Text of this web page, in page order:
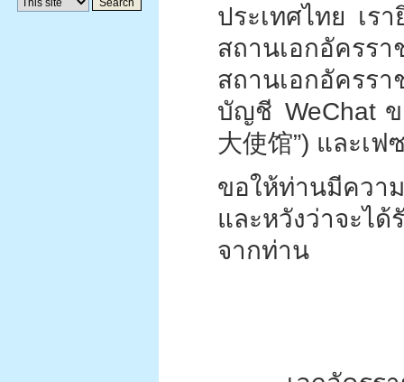
ประเทศไทย เร
สถานเอกอัครร
สถานเอกอัครร
บัญชี WeChat ข
大使馆”) และเฟ
ขอให้ท่านมีควา
และหวังว่าจะไ
จากท่าน